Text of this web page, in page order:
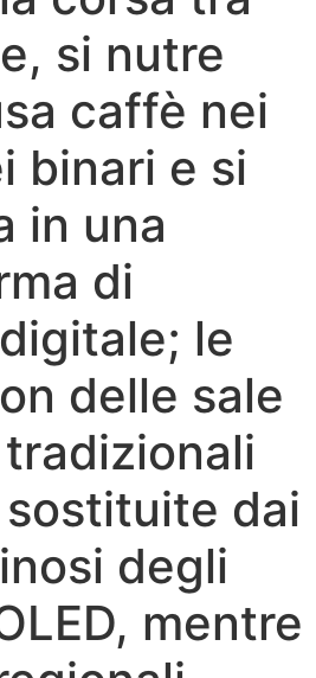
si nutre
caffè nei
binari e si
in una
di
le
delle sale
dai
degli
mentre